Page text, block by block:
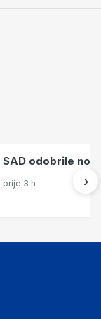
SAD odobrile
prije 3 h ›